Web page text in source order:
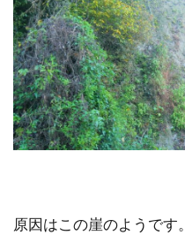
原因はこの崖のようです。